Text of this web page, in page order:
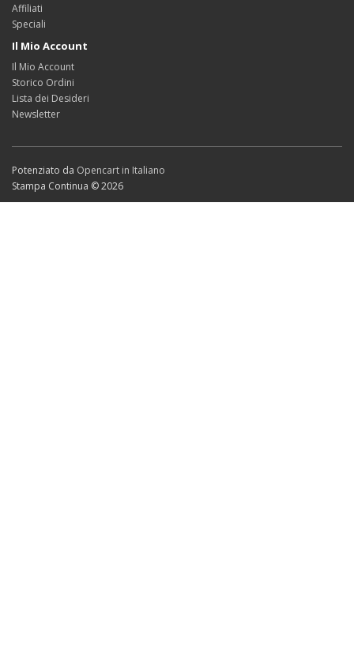
Affiliati
Speciali
Il Mio Account
Il Mio Account
Storico Ordini
Lista dei Desideri
Newsletter
Potenziato da Opencart in Italiano
Stampa Continua © 2026